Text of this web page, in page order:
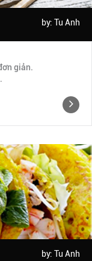
by: Tu Anh
giản.
by: Tu Anh